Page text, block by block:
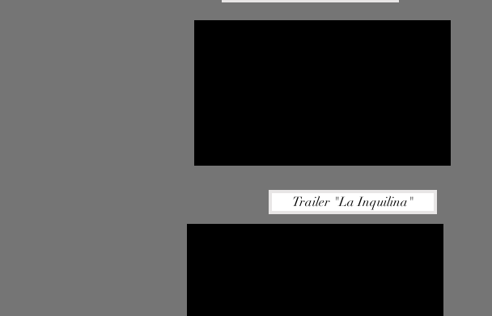
Trailer "La Inquilina"